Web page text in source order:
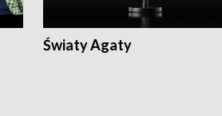
Światy Agaty